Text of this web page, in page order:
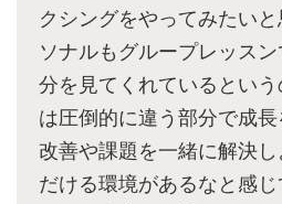
クシングをやってみたい
ソナルもグループレッス
分を見てくれているとい
は圧倒的に違う部分で成長
改善や課題を一緒に解決
だける環境があるなと感